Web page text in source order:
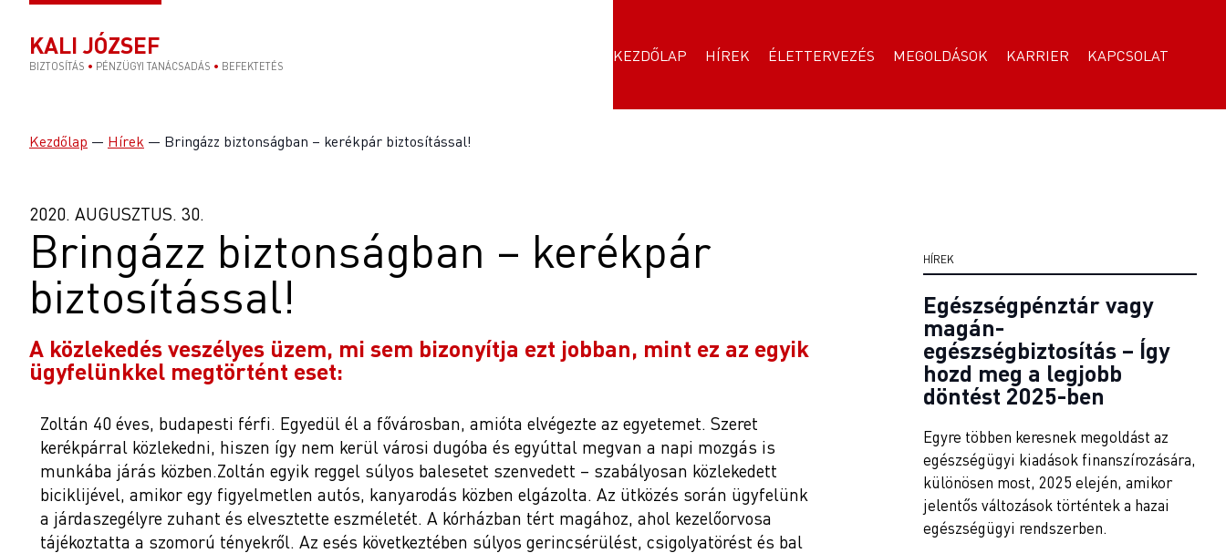
KALI JÓZSEF
BIZTOSÍTÁS • PÉNZÜGYI TANÁCSADÁS • BEFEKTETÉS
KEZDŐLAP HÍREK ÉLETTERVEZÉS MEGOLDÁSOK KARRIER KAPCSOLAT
Kezdőlap — Hírek — Bringázz biztonságban – kerékpár biztosítással!
2020. AUGUSZTUS. 30.
Bringázz biztonságban – kerékpár
biztosítással!
A közlekedés veszélyes üzem, mi sem bizonyítja ezt jobban, mint ez az egyik
ügyfelünkkel megtörtént eset:
Zoltán 40 éves, budapesti férfi. Egyedül él a fővárosban, amióta elvégezte az egyetemet. Szeret
kerékpárral közlekedni, hiszen így nem kerül városi dugóba és egyúttal megvan a napi mozgás is
munkába járás közben.Zoltán egyik reggel súlyos balesetet szenvedett – szabályosan közlekedett
biciklijével, amikor egy figyelmetlen autós, kanyarodás közben elgázolta. Az ütközés során ügyfelünk
a járdaszegélyre zuhant és elvesztette eszméletét. A kórházban tért magához, ahol kezelőorvosa
tájékoztatta a szomorú tényekről. Az esés következtében súlyos gerincsérülést, csigolyatörést és bal
HÍREK
Egészségpénztár vagy
magán-
egészségbiztosítás – Így
hozd meg a legjobb
döntést 2025-ben
Egyre többen keresnek megoldást az
egészségügyi kiadások finanszírozására,
különösen most, 2025 elején, amikor
jelentős változások történtek a hazai
egészségügyi rendszerben.